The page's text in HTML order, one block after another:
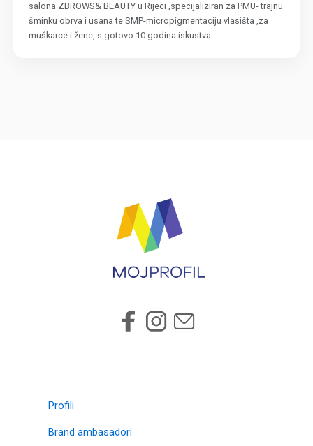
salona ZBROWS& BEAUTY u Rijeci ,specijaliziran za PMU- trajnu
šminku obrva i usana te SMP-micropigmentaciju vlasišta ,za
muškarce i žene, s gotovo 10 godina iskustva ...
Profili
Brand ambasadori